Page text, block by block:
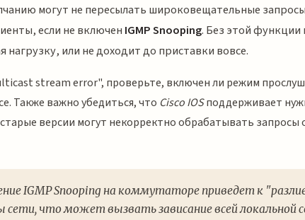
могут не пересылать широковещательные
если не включен IGMP Snooping. Без этой функции
нагрузку, или не доходит до приставки вовсе.
stream error", проверьте, включен ли режим
Также важно убедиться, что Cisco IOSподдерживает
версии могут некорректно обрабатывать запросы
IGMP Snooping на коммутаторе приведет к
что может вызвать зависание всей локальной